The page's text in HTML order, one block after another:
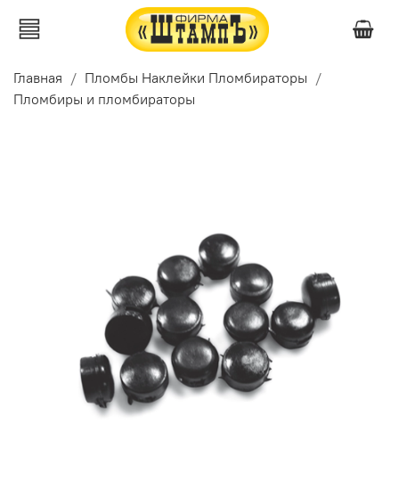
Главная
Пломбы Наклейки Пломбираторы
Пломбиры и пломбираторы